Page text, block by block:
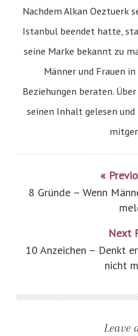
Nachdem Alkan Oeztuerk
Istanbul beendet hatte,
seine Marke bekannt zu
Männer und Frauen
Beziehungen beraten.
seinen Inhalt gelesen
«
8 Gründe – Wenn
Next
10 Anzeichen – Denkt
nicht
Leave